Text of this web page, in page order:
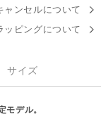
ャンセルについて
ッピングについて
サイズ
モデル。